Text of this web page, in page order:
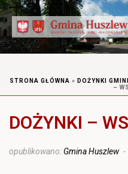
STRONA GŁÓWNA » DOŻYNKI
–
DOŻYNKI –
opublikowano: Gmina Huszlew -